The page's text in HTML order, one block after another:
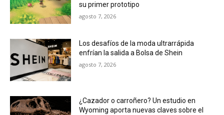
su primer prototipo
agosto 7, 2026
Los desafíos de la moda ultrarrápida
enfrían la salida a Bolsa de Shein
agosto 7, 2026
¿Cazador o carroñero? Un estudio en
Wyoming aporta nuevas claves sobre el